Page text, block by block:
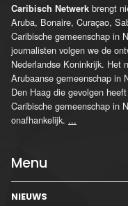
Caribisch Netwerk brengt
Aruba, Bonaire, Curaçao,
Caribische gemeenschap in
journalisten volgen we de
Nederlandse Koninkrijk. Het
Arubaanse gemeenschap in
Den Haag die gevolgen
Caribische gemeenschap in
onafhankelijk. ...
Menu
NIEUWS